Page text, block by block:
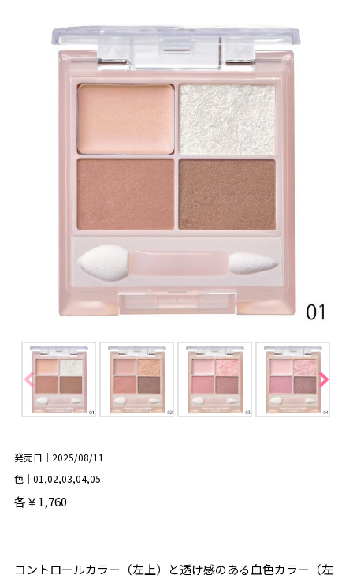
発売日｜2025/08/11
色｜01,02,03,04,05
各￥1,760
コントロールカラー（左上）と透け感のある血色カラー（左